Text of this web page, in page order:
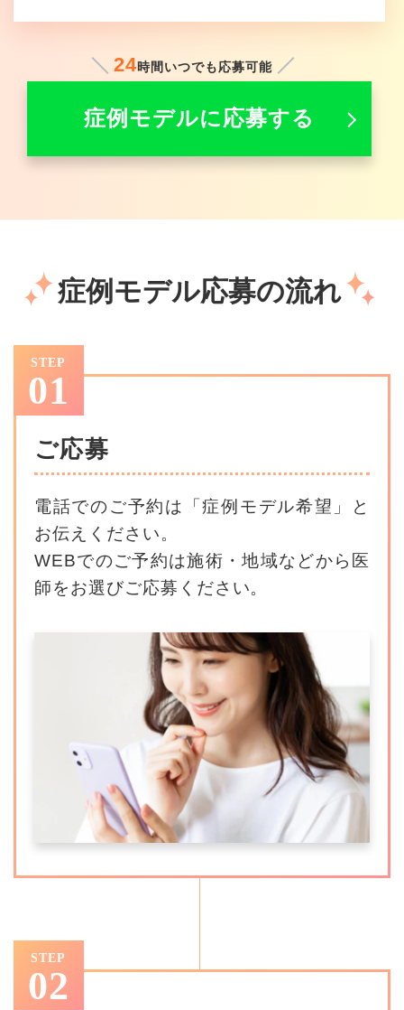
24時間いつでも応募可能
症例モデルに応募する
症例モデル応募の流れ
STEP
01
ご応募
電話でのご予約は「症例モデル希望」と
お伝えください。
WEBでのご予約は施術・地域などから医
師をお選びご応募ください。
STEP
02